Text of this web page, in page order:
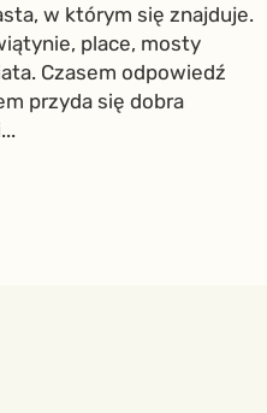
w którym się znajduje.
place, mosty
Czasem odpowiedź
przyda się dobra